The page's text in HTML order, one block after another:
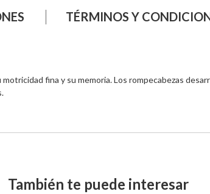
TÉRMINOS Y
fina y su memoria. Los rompecabezas
También te puede interesar